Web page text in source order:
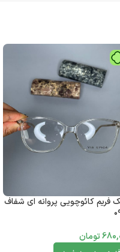
فریم کائوچویی پروانه ای شفاف
تومان